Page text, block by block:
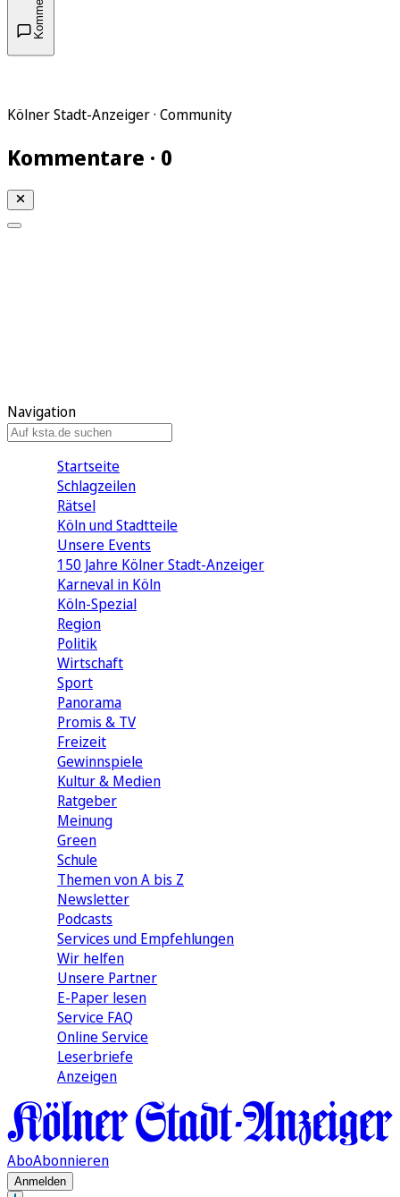
Kölner Stadt-Anzeiger · Community
Kommentare · 0
Navigation
Startseite
Schlagzeilen
Rätsel
Köln und Stadtteile
Unsere Events
150 Jahre Kölner Stadt-Anzeiger
Karneval in Köln
Köln-Spezial
Region
Politik
Wirtschaft
Sport
Panorama
Promis & TV
Freizeit
Gewinnspiele
Kultur & Medien
Ratgeber
Meinung
Green
Schule
Themen von A bis Z
Newsletter
Podcasts
Services und Empfehlungen
Wir helfen
Unsere Partner
E-Paper lesen
Service FAQ
Online Service
Leserbriefe
Anzeigen
AboAbonnieren
Anmelden